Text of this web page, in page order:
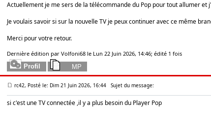
Actuellement je me sers de la télécommande du Pop pour tout allumer et
Je voulais savoir si sur la nouvelle TV je peux continuer avec ce même
Merci pour votre retour.
Dernière édition par Volfoni68 le Lun 22 Juin 2026, 14:46; édité 1 fois
rc42, Posté le: Dim 21 Juin 2026, 16:44 Sujet du message:
si c'est une TV connectée ,il y a plus besoin du Player Pop